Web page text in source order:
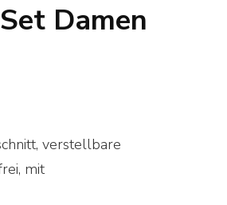
Damen
verstellbare
mit